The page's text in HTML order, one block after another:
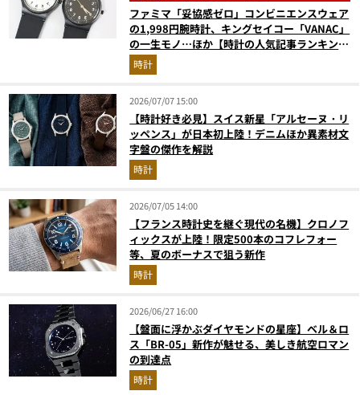
ファミマ「妥協感ゼロ」コンビニエンスウェア
の1,998円腕時計、キングセイコー「VANAC」
の一生モノ…ほか【時計の人気記事ランキング
ベスト3】（2026年6月版）
時計
2026/07/07 15:00
【時計好き必見】スイス新星「アルセーヌ・リ
ッペンス」が日本初上陸！デニムほか異素材文
字盤の傑作を解説
時計
2026/07/05 14:00
【フランス時計史を継ぐ現代の名機】クロノフ
ィックスが上陸！限定500本のコフレフォー
等、夏のボーナスで狙う新作
時計
2026/06/27 16:00
【盤面に浮かぶダイヤモンドの星座】ベル＆ロ
ス「BR-05」新作が魅せる、美しき航空ロマン
の到達点
時計